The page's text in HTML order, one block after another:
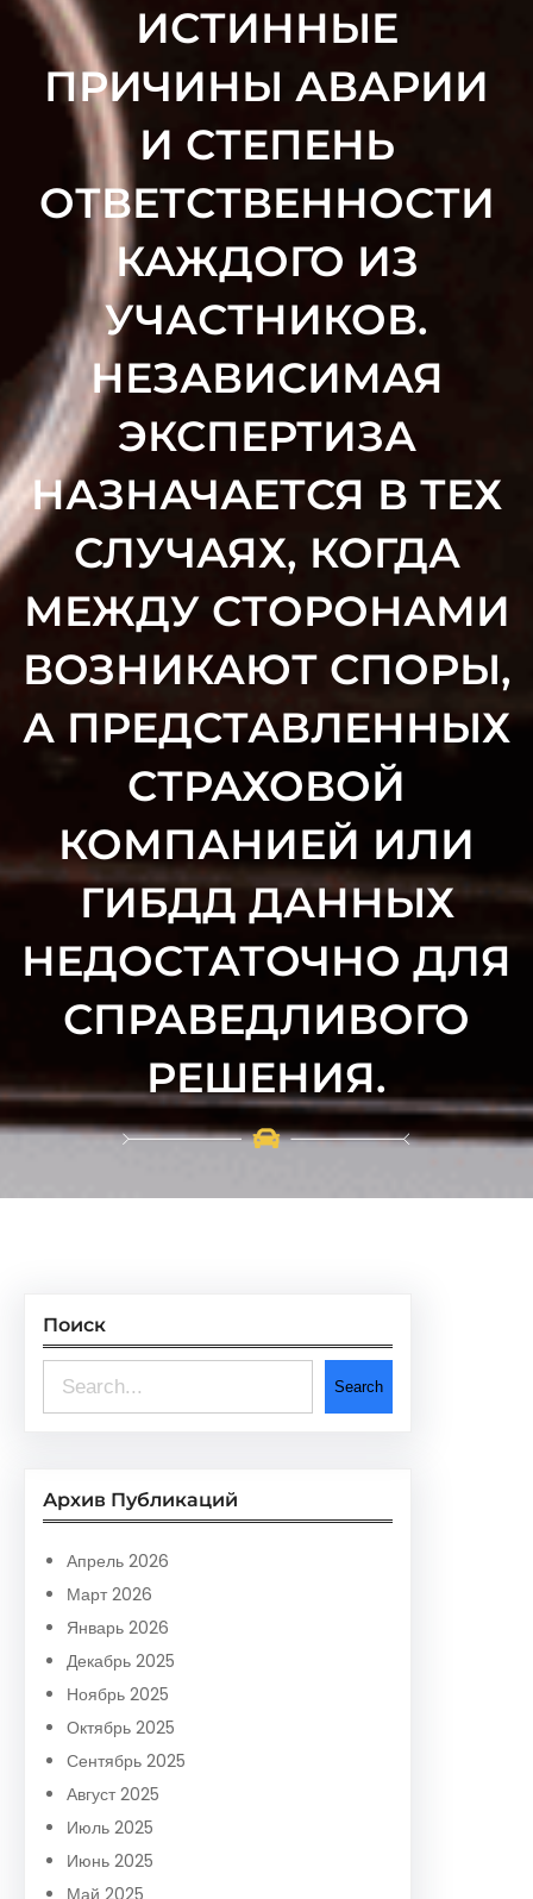
ИСТИННЫЕ
ПРИЧИНЫ АВАРИИ
И СТЕПЕНЬ
ОТВЕТСТВЕННОСТИ
КАЖДОГО ИЗ
УЧАСТНИКОВ.
НЕЗАВИСИМАЯ
ЭКСПЕРТИЗА
НАЗНАЧАЕТСЯ В ТЕХ
СЛУЧАЯХ, КОГДА
МЕЖДУ СТОРОНАМИ
ВОЗНИКАЮТ СПОРЫ,
А ПРЕДСТАВЛЕННЫХ
СТРАХОВОЙ
КОМПАНИЕЙ ИЛИ
ГИБДД ДАННЫХ
НЕДОСТАТОЧНО ДЛЯ
СПРАВЕДЛИВОГО
РЕШЕНИЯ.
Поиск
e
r
c
h
Search
Архив Публикаций
Апрель 2026
Март 2026
Январь 2026
Декабрь 2025
Ноябрь 2025
Октябрь 2025
Сентябрь 2025
Август 2025
Июль 2025
Июнь 2025
Май 2025